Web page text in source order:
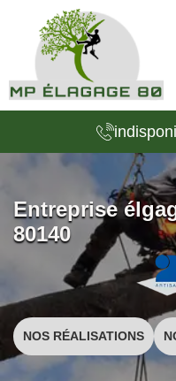
Entreprise
80140
NOS RÉALISATIONS